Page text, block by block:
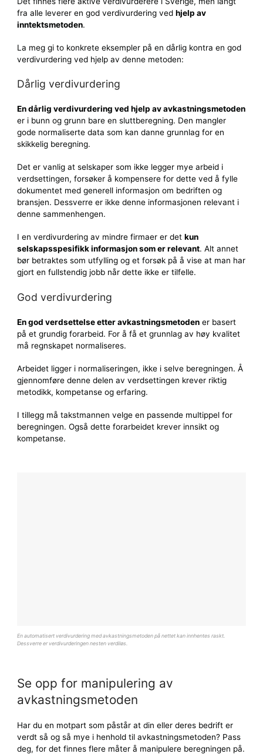
fra alle leverer en god verdivurdering ved hjelp av
inntektsmetoden.
La meg gi to konkrete eksempler på en dårlig kontra en god
verdivurdering ved hjelp av denne metoden:
Dårlig verdivurdering
En dårlig verdivurdering ved hjelp av avkastningsmetoden
er i bunn og grunn bare en sluttberegning. Den mangler
gode normaliserte data som kan danne grunnlag for en
skikkelig beregning.
Det er vanlig at selskaper som ikke legger mye arbeid i
verdsettingen, forsøker å kompensere for dette ved å fylle
dokumentet med generell informasjon om bedriften og
bransjen. Dessverre er ikke denne informasjonen relevant i
denne sammenhengen.
I en verdivurdering av mindre firmaer er det kun
selskapsspesifikk informasjon som er relevant. Alt annet
bør betraktes som utfylling og et forsøk på å vise at man har
gjort en fullstendig jobb når dette ikke er tilfelle.
God verdivurdering
En god verdsettelse etter avkastningsmetodener basert
på et grundig forarbeid. For å få et grunnlag av høy kvalitet
må regnskapet normaliseres.
Arbeidet ligger i normaliseringen, ikke i selve beregningen. Å
gjennomføre denne delen av verdsettingen krever riktig
metodikk, kompetanse og erfaring.
I tillegg må takstmannen velge en passende multippel for
beregningen. Også dette forarbeidet krever innsikt og
kompetanse.
En automatisert verdivurdering med avkastningsmetoden på nettet kan innhentes raskt.
Dessverre er verdivurderingen nesten verdiløs.
Se opp for manipulering av
avkastningsmetoden
Har du en motpart som påstår at din eller deres bedrift er
verdt så og så mye i henhold til avkastningsmetoden? Pass
deg, for det finnes flere måter å manipulere beregningen på.